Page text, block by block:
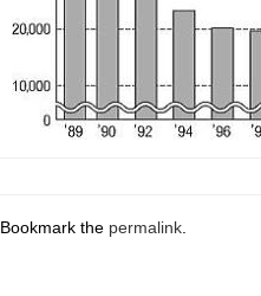
Bookmark the permalink